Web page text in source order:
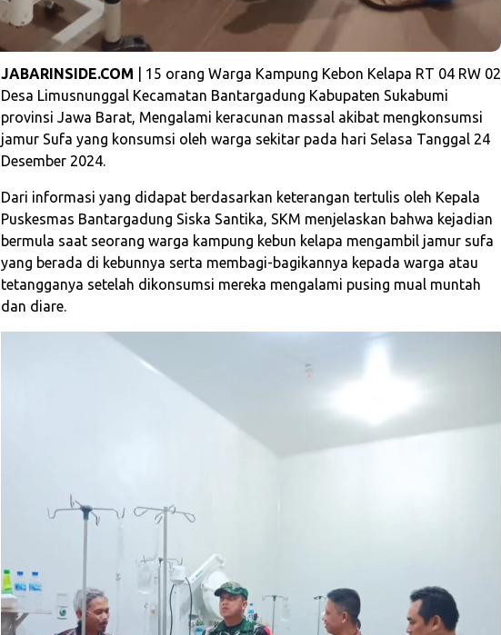
JABARINSIDE.COM | 15 orang Warga Kampung Kebon Kelapa RT 04 RW 02
Desa Limusnunggal Kecamatan Bantargadung Kabupaten Sukabumi
provinsi Jawa Barat, Mengalami keracunan massal akibat mengkonsumsi
jamur Sufa yang konsumsi oleh warga sekitar pada hari Selasa Tanggal 24
Desember 2024.
Dari informasi yang didapat berdasarkan keterangan tertulis oleh Kepala
Puskesmas Bantargadung Siska Santika, SKM menjelaskan bahwa kejadian
bermula saat seorang warga kampung kebun kelapa mengambil jamur sufa
yang berada di kebunnya serta membagi-bagikannya kepada warga atau
tetangganya setelah dikonsumsi mereka mengalami pusing mual muntah
dan diare.